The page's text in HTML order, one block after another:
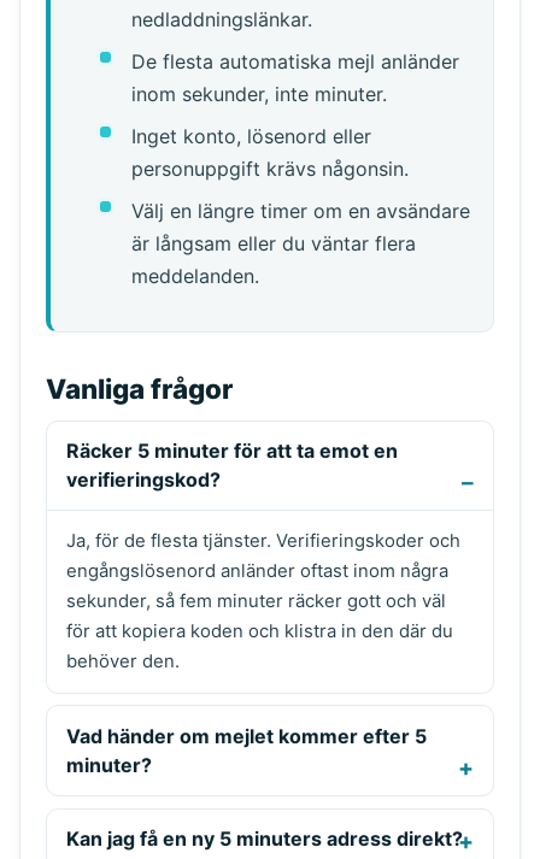
nedladdningslänkar.
De flesta automatiska mejl anländer
inom sekunder, inte minuter.
Inget konto, lösenord eller
personuppgift krävs någonsin.
Välj en längre timer om en avsändare
är långsam eller du väntar flera
meddelanden.
Vanliga frågor
Räcker 5 minuter för att ta emot en
verifieringskod?
Ja, för de flesta tjänster. Verifieringskoder och
engångslösenord anländer oftast inom några
sekunder, så fem minuter räcker gott och väl
för att kopiera koden och klistra in den där du
behöver den.
Vad händer om mejlet kommer efter 5
minuter?
Kan jag få en ny 5 minuters adress direkt?